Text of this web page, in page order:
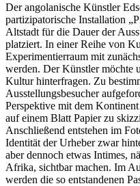
Der angolanische Künstler
partizipatorische Installation
Altstadt für die Dauer der
platziert. In einer Reihe von
Experimentierraum mit
werden. Der Künstler möchte
Kultur hinterfragen. Zu
Ausstellungsbesucher
Perspektive mit dem
auf einem Blatt Papier zu
Anschließend entstehen im
Identität der Urheber zwar
aber dennoch etwas Intimes,
Afrika, sichtbar machen. Im
werden die so entstandenen